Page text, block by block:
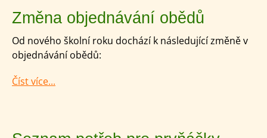
Změna objednávání obědů
Od nového školní roku dochází k následující změně v
objednávání obědů:
Číst více...